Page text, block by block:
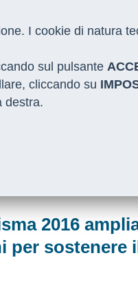
REGIONI
2016
per sostenere
I cookie di natura
sul pulsante
cliccando su
destra.